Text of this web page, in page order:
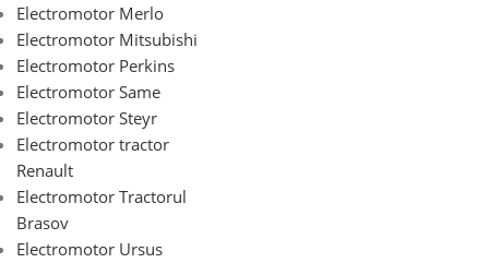
Electromotor Merlo
Electromotor Mitsubishi
Electromotor Perkins
Electromotor Same
Electromotor Steyr
Electromotor tractor
Renault
Electromotor Tractorul
Brasov
Electromotor Ursus